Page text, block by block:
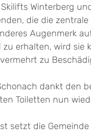
Winterberg
die die
Augenmerk
erhalten, wird sie
zu
dankt den
Toiletten nun
setzt die